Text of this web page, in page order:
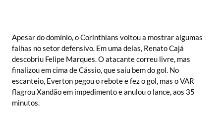
Apesar do domínio, o Corinthians voltou a mostrar algumas
falhas no setor defensivo. Em uma delas, Renato Cajá
descobriu Felipe Marques. O atacante correu livre, mas
finalizou em cima de Cássio, que saiu bem do gol. No
escanteio, Everton pegou o rebote e fez o gol, mas o VAR
flagrou Xandão em impedimento e anulou o lance, aos 35
minutos.